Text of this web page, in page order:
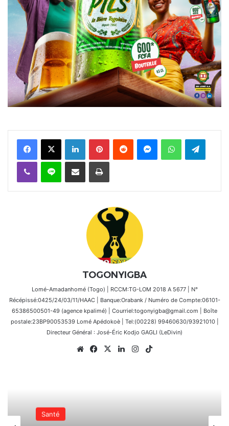
FacebookX Linkedin PinterestReddit MessengerWhatsAppTelegram
Viber Ligne Partager par email Imprimer
TOGONYIGBA
Lomé-Amadanhomé (Togo) | RCCM:TG-LOM 2018 A 5677 | N°
Récépissé:0425/24/03/11/HAAC | Banque:Orabank / Numéro de Compte:06101-
65386500501-49 (agence kpalimé) | Courriel:togonyigba@gmail.com | Boîte
postale:23BP90053539 Lomé Apédokoè | Tel:(00228) 99460630/93921010 |
Directeur Général : José-Éric Kodjo GAGLI (LeDivin)
WebsiteFacebook
X LinkedinInstagram
Santé